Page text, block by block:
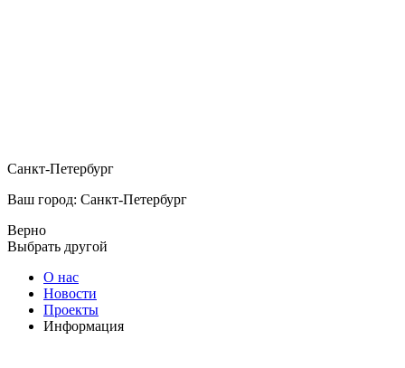
Санкт-Петербург
Ваш город: Санкт-Петербург
Верно
Выбрать другой
О нас
Новости
Проекты
Информация